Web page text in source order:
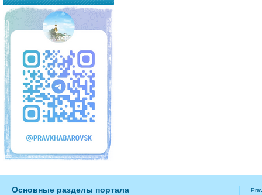
Основные разделы портала